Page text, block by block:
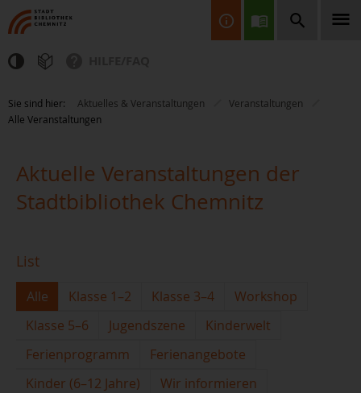
Finden Sie Informationen, Bücher, CDs & DVDs, Spiele, BluRays,
Zeitschriften und vieles mehr...
Sie sind hier: Aktuelles & Veranstaltungen
Veranstaltungen
Alle Veranstaltungen
Aktuelle Veranstaltungen der
Stadtbibliothek Chemnitz
List
Alle Klasse 1–2 Klasse 3–4
Workshop
Klasse 5–6
Jugendszene
Kinderwelt
Ferienprogramm
Ferienangebote
Kinder (6–12 Jahre)
Wir informieren